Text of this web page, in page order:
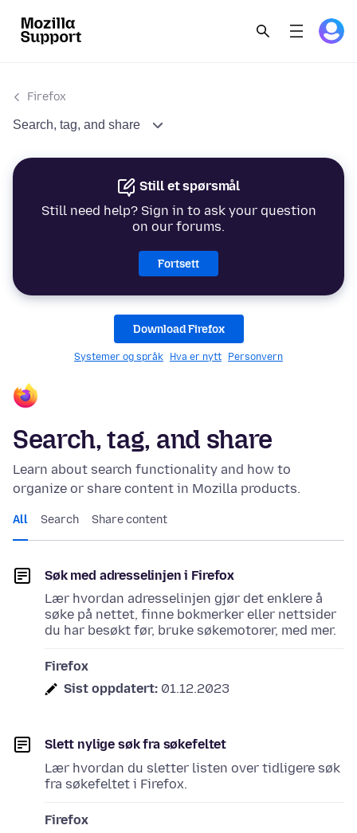
Firefox
Search, tag, and share
Still et spørsmål
Still need help? Sign in to ask your question
on our forums.
Fortsett
Download Firefox
Systemer og språk Hva er nytt Personvern
Search, tag, and share
Learn about search functionality and how to
organize or share content in Mozilla products.
All Search Share content
Søk med adresselinjen i Firefox
Lær hvordan adresselinjen gjør det enklere å
søke på nettet, finne bokmerker eller nettsider
du har besøkt før, bruke søkemotorer, med mer.
Firefox
Sist oppdatert: 01.12.2023
Slett nylige søk fra søkefeltet
Lær hvordan du sletter listen over tidligere søk
fra søkefeltet i Firefox.
Firefox